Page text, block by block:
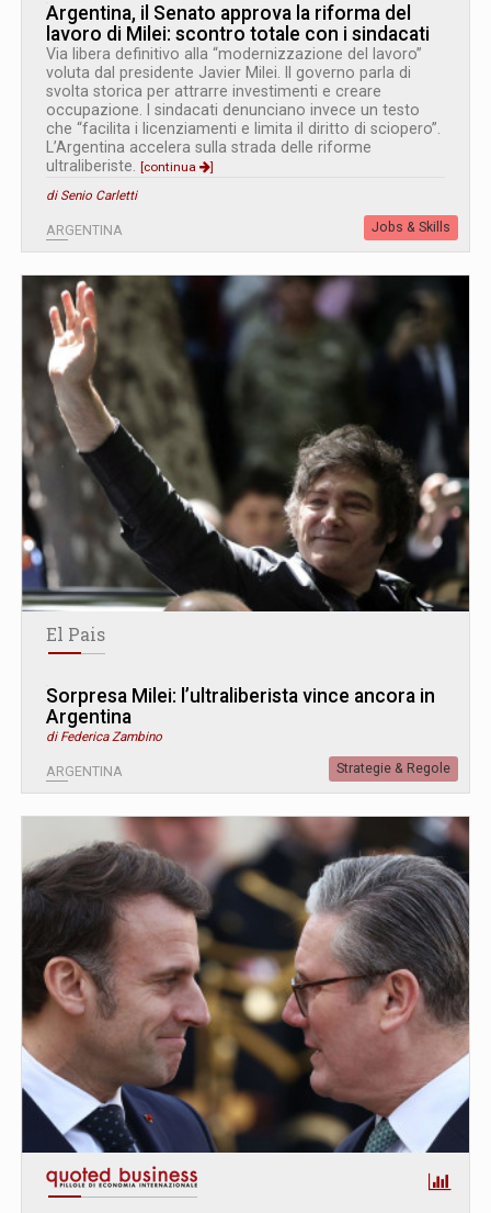
Argentina, il Senato approva la riforma del
lavoro di Milei: scontro totale con i sindacati
Via libera definitivo alla “modernizzazione del lavoro”
voluta dal presidente Javier Milei. Il governo parla di
svolta storica per attrarre investimenti e creare
occupazione. I sindacati denunciano invece un testo
che “facilita i licenziamenti e limita il diritto di sciopero”.
L’Argentina accelera sulla strada delle riforme
ultraliberiste. [continua
]
di Senio Carletti
ARGENTINA Jobs & Skills
El Pais
Sorpresa Milei: l’ultraliberista vince ancora in
Argentina
di Federica Zambino
ARGENTINA Strategie & Regole